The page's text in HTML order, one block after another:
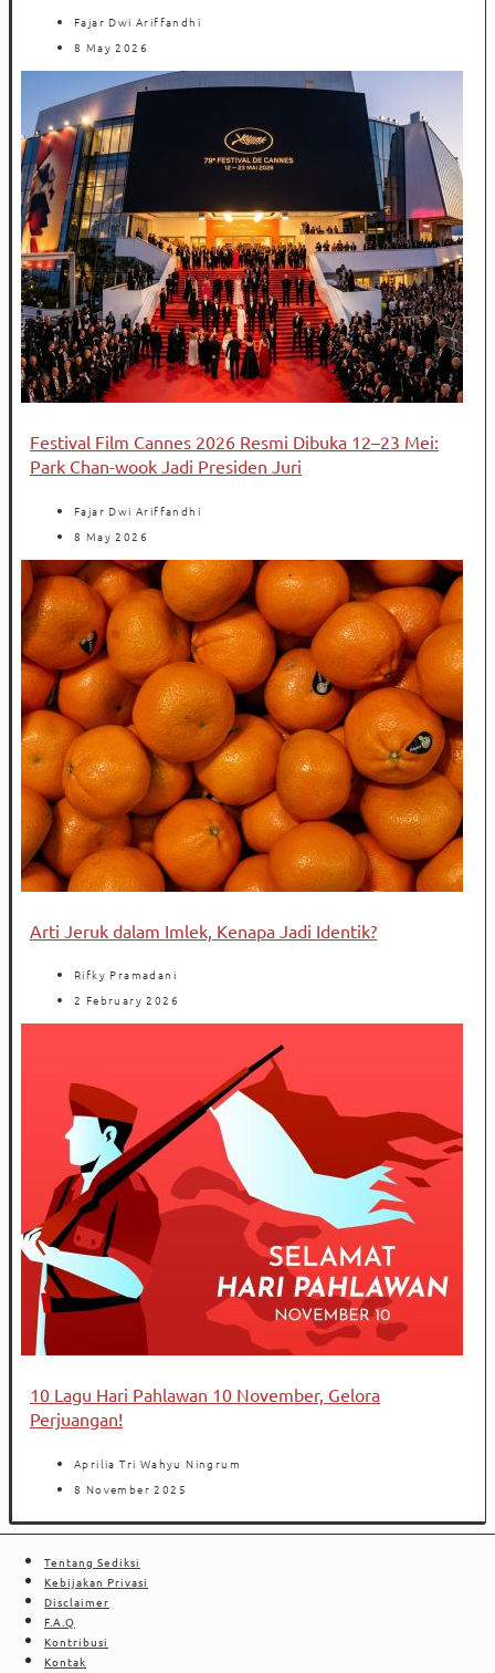
Fajar Dwi Ariffandhi
8 May 2026
Festival Film Cannes 2026 Resmi Dibuka 12–23 Mei:
Park Chan-wook Jadi Presiden Juri
Fajar Dwi Ariffandhi
8 May 2026
Arti Jeruk dalam Imlek, Kenapa Jadi Identik?
Rifky Pramadani
2 February 2026
10 Lagu Hari Pahlawan 10 November, Gelora
Perjuangan!
Aprilia Tri Wahyu Ningrum
8 November 2025
Tentang Sediksi
Kebijakan Privasi
Disclaimer
F.A.Q
Kontribusi
Kontak